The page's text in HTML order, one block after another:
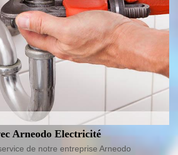
Arneodo Electricité
de notre entreprise Arneodo